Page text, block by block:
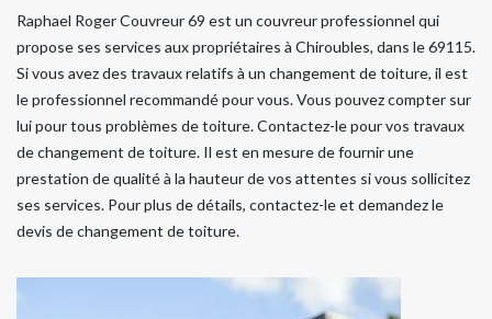
Raphael Roger Couvreur 69 est un couvreur professionnel qui
propose ses services aux propriétaires à Chiroubles, dans le 69115.
Si vous avez des travaux relatifs à un changement de toiture, il est
le professionnel recommandé pour vous. Vous pouvez compter sur
lui pour tous problèmes de toiture. Contactez-le pour vos travaux
de changement de toiture. Il est en mesure de fournir une
prestation de qualité à la hauteur de vos attentes si vous sollicitez
ses services. Pour plus de détails, contactez-le et demandez le
devis de changement de toiture.